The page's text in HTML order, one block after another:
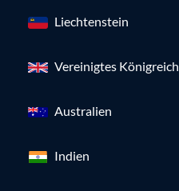
Liechtenstein
Vereinigtes Königreich
Australien
Indien